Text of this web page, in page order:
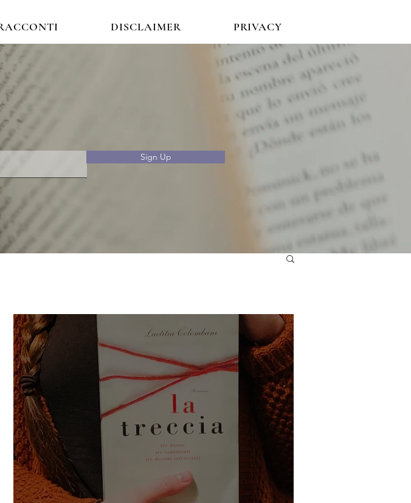
DISCLAIMER PRIVACY
Sign Up